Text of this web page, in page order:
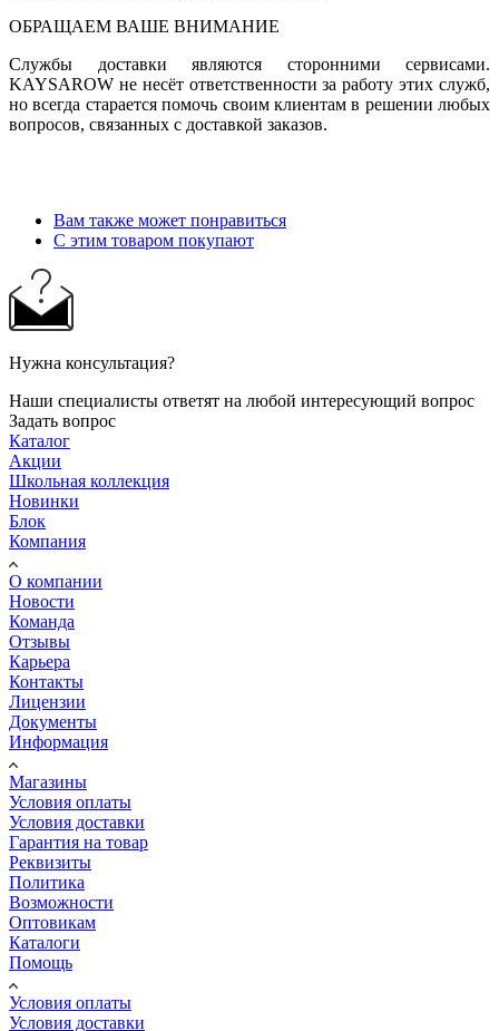
ОБРАЩАЕМ ВАШЕ ВНИМАНИЕ
Службы доставки являются сторонними сервисами.
KAYSAROW не несёт ответственности за работу этих служб,
но всегда старается помочь своим клиентам в решении любых
вопросов, связанных с доставкой заказов.
Вам также может понравиться
С этим товаром покупают
Нужна консультация?
Наши специалисты ответят на любой интересующий вопрос
Задать вопрос
Каталог
Акции
Школьная коллекция
Новинки
Блок
Компания
О компании
Новости
Команда
Отзывы
Карьера
Контакты
Лицензии
Документы
Информация
Магазины
Условия оплаты
Условия доставки
Гарантия на товар
Реквизиты
Политика
Возможности
Оптовикам
Каталоги
Помощь
Условия оплаты
Условия доставки